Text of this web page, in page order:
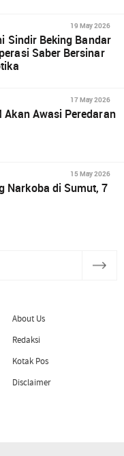
19 May 2026
Sindir Beking Bandar
Saber Bersinar
17 May 2026
Awasi Peredaran
15 May 2026
Narkoba di Sumut, 7
About Us
Redaksi
Kotak Pos
Disclaimer